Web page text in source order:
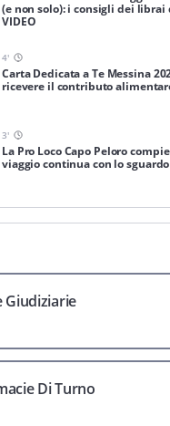
(e non solo): i consigli dei librai
VIDEO
4'
Carta Dedicata a Te Messina
ricevere il contributo
3'
La Pro Loco Capo Peloro
viaggio continua con lo
Giudiziarie
Di Turno